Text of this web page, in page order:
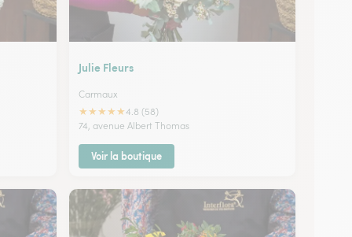
Julie Fleurs
Carmaux
★★★★★4.8 (58)
74, avenue Albert Thomas
Voir la boutique